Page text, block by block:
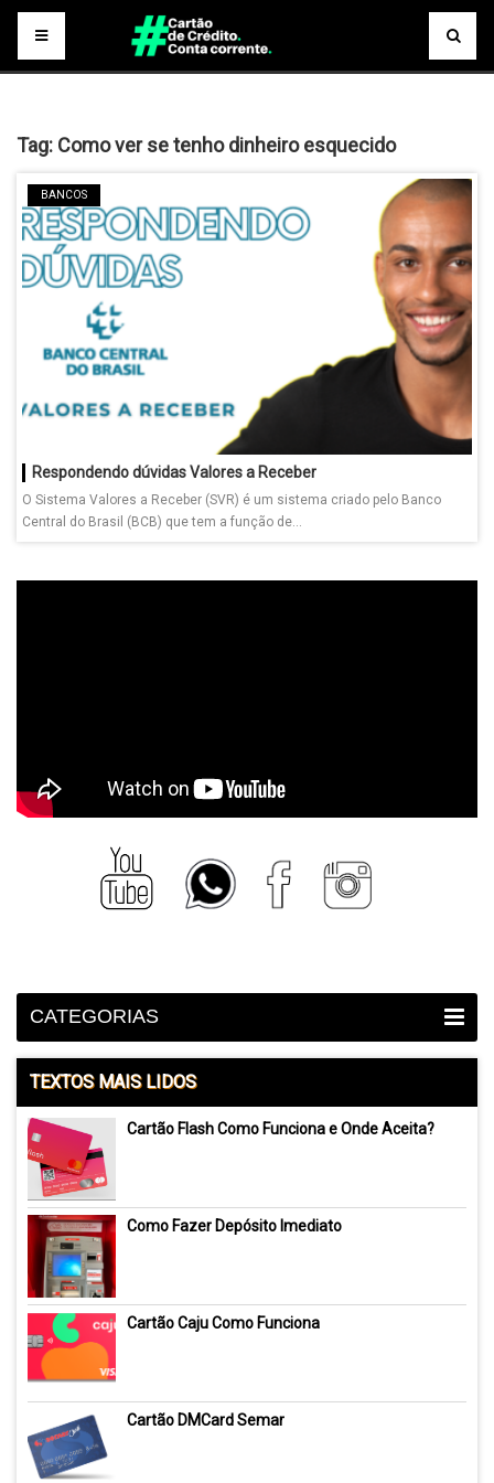
Tag: Como ver se tenho dinheiro esquecido
BANCOS
Respondendo dúvidas Valores a Receber
O Sistema Valores a Receber (SVR) é um sistema criado pelo Banco
Central do Brasil (BCB) que tem a função de...
CATEGORIAS
TEXTOS MAIS LIDOS
Cartão Flash Como Funciona e Onde Aceita?
Como Fazer Depósito Imediato
Cartão Caju Como Funciona
Cartão DMCard Semar